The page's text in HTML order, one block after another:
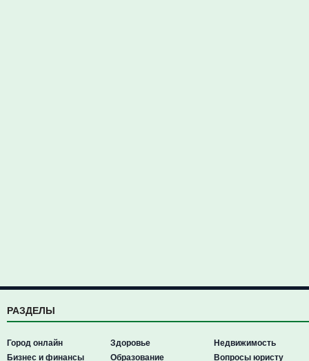
РАЗДЕЛЫ
Город онлайн
Бизнес и финансы
Здоровье
Образование
Недвижимость
Вопросы юристу